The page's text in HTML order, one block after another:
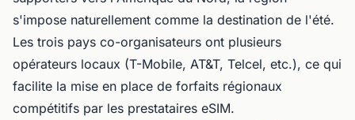
s'impose naturellement comme la destination de l'été.
Les trois pays co-organisateurs ont plusieurs
opérateurs locaux (T-Mobile, AT&T, Telcel, etc.), ce qui
facilite la mise en place de forfaits régionaux
compétitifs par les prestataires eSIM.